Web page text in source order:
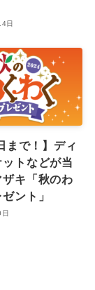
日
まで！】ディ
トなどが当
キ「秋のわ
ント」